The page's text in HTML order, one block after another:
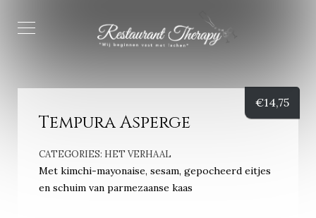
Tempura Asperge
CATEGORIES: HET VERHAAL
Met kimchi-mayonaise, sesam, gepocheerd eitjes
en schuim van parmezaanse kaas
€14,75